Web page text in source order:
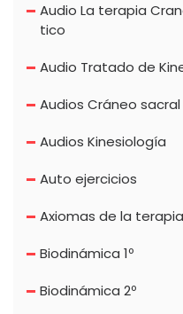
Audio La terapia
tico
Audio Tratado de
Audios Cráneo sacral
Audios Kinesiología
Auto ejercicios
Axiomas de la
Biodinámica 1º
Biodinámica 2º